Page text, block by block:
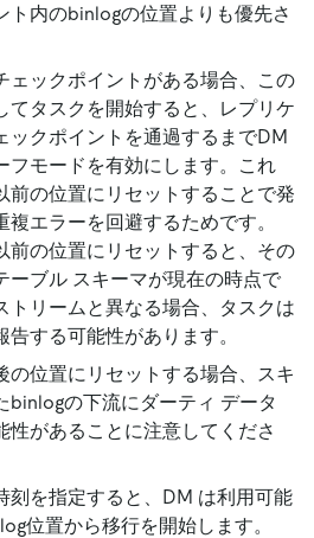
ト内のbinlogの位置よりも優先さ
ェックポイントがある場合、この
てタスクを開始すると、レプリケ
ックポイントを通過するまでDM
フモードを有効にします。これ
前の位置にリセットすることで発
複エラーを回避するためです。
前の位置にリセットすると、その
ーブル スキーマが現在の時点で
トリームと異なる場合、タスクは
告する可能性があります。
の位置にリセットする場合、スキ
binlogの下流にダーティ データ
性があることに注意してくださ
刻を指定すると、DM は利用可能
位置から移行を開始します。